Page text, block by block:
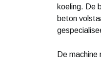
koeling. De
beton
De